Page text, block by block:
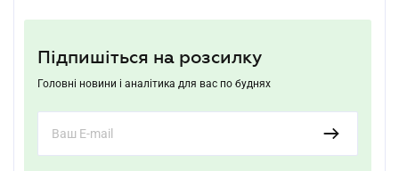
Підпишіться на розсилку
Головні новини і аналітика для вас по буднях